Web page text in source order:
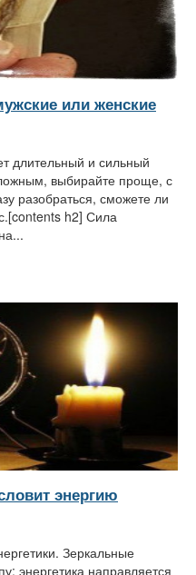
или женские
длительный и сильный
выбирайте проще, с
разобраться, сможете ли
h2] Сила
энергию
Зеркальные
энергетика направляется